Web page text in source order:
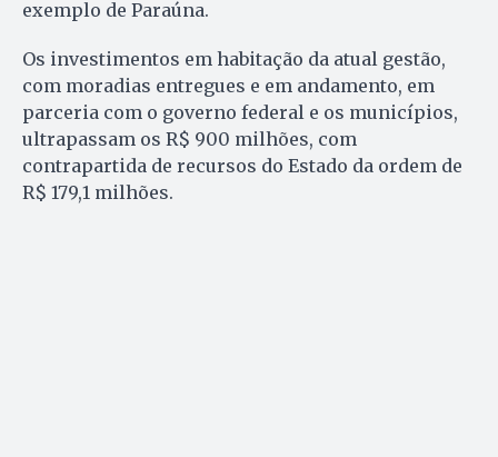
exemplo de Paraúna.
Os investimentos em habitação da atual gestão,
com moradias entregues e em andamento, em
parceria com o governo federal e os municípios,
ultrapassam os R$ 900 milhões, com
contrapartida de recursos do Estado da ordem de
R$ 179,1 milhões.